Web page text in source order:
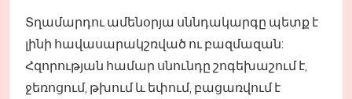
Տղամարդու ամենօրյա սննդակարգը պետք է
լինի հավասարակշռված ու բազմազան:
Հզորության համար սնունդը շոգեխաշում է,
ջեռոցում, թխում և եփում, բացառվում է